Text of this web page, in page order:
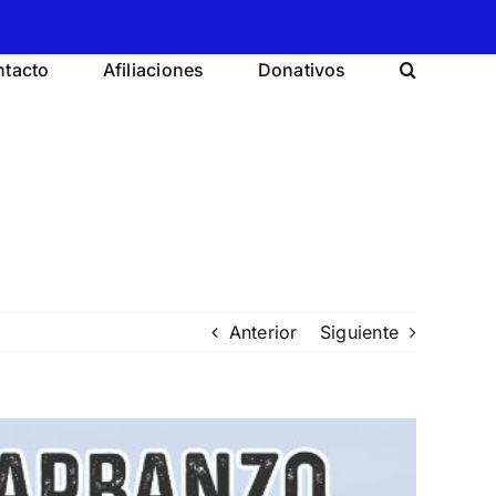
Afiliaciones Donativos
Anterior Siguiente